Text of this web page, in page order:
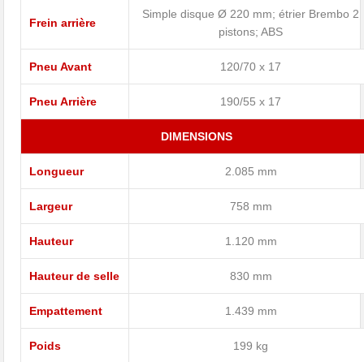
Frein arrière
Simple disque Ø 220 mm; étrier Brembo 2
pistons; ABS
Pneu Avant 120/70 x 17
Pneu Arrière 190/55 x 17
DIMENSIONS
Longueur 2.085 mm
Largeur 758 mm
Hauteur 1.120 mm
Hauteur de selle 830 mm
Empattement 1.439 mm
Poids 199 kg